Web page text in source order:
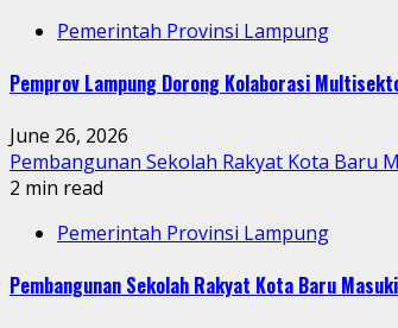
Pemerintah Provinsi Lampung
Pemprov Lampung Dorong Kolaborasi
June 26, 2026
Pembangunan Sekolah Rakyat Kota Baru
2 min read
Pemerintah Provinsi Lampung
Pembangunan Sekolah Rakyat Kota Baru